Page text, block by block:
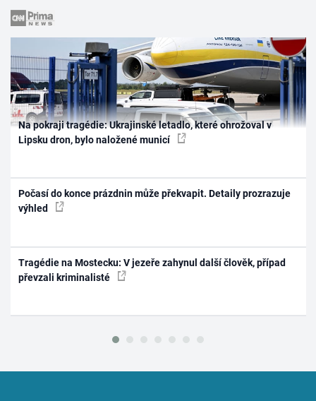
Na pokraji tragédie: Ukrajinské letadlo, které ohrožoval v
Lipsku dron, bylo naložené municí
Počasí do konce prázdnin může překvapit. Detaily prozrazuje
výhled
Tragédie na Mostecku: V jezeře zahynul další člověk, případ
převzali kriminalisté